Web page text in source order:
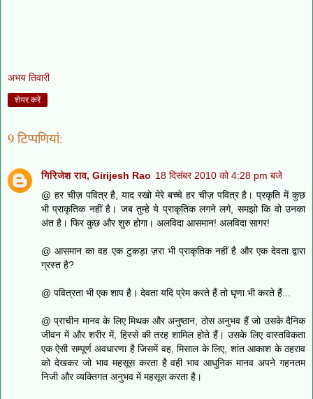
अभय तिवारी
शेयर करें
9 टिप्‍पणियां:
गिरिजेश राव, Girijesh Rao 18 दिसंबर 2010 को 4:28 pm बजे
@ हर चीज़ पवित्र है, याद रखो मेरे बच्चे हर चीज़ पवित्र है। प्रकृति में कुछ
भी प्राकृतिक नहीं है। जब तुम्हे ये प्राकृतिक लगने लगे, समझो कि वो उनका
अंत है। फिर कुछ और शुरु होगा। अलविदा आसमान! अलविदा सागर!
@ आसमान का वह एक टुकड़ा ज़रा भी प्राकृतिक नहीं है और एक देवता द्वारा
ग्रस्त है?
@ पवित्रता भी एक शाप है। देवता यदि प्रेम करते हैं तो घृणा भी करते हैं...
@ प्राचीन मानव के लिए मिथक और अनुष्ठान, ठोस अनुभव हैं जो उसके दैनिक
जीवन में और शरीर में, हिस्से की तरह शामिल होते हैं। उसके लिए वास्तविकता
एक ऐसी सम्पूर्ण अवधारणा है जिसमें वह, मिसाल के लिए, शांत आकाश के ठहराव
को देखकर जो भाव महसूस करता है वही भाव आधुनिक मानव अपने गहनतम
निजी और व्यक्तिगत अनुभव में महसूस करता है।